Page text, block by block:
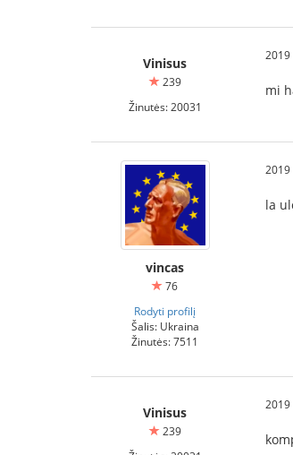
Vinisus
239
Žinutės: 20031
mi
vincas
76
Rodyti profilį
Šalis: Ukraina
Žinutės: 7511
la
Vinisus
239